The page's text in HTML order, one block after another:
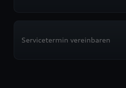
Servicetermin vereinbaren